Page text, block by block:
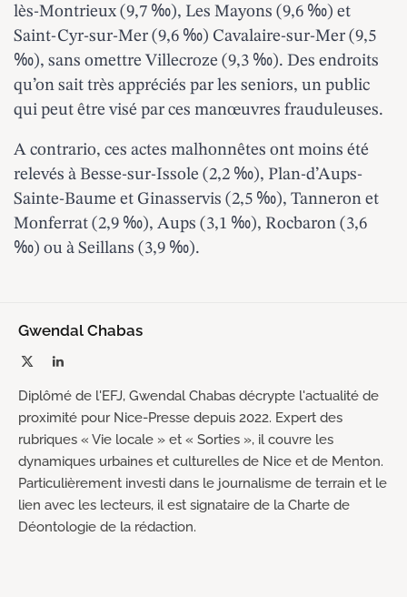
lès-Montrieux (9,7 ‰), Les Mayons (9,6 ‰) et
Saint-Cyr-sur-Mer (9,6 ‰) Cavalaire-sur-Mer (9,5
‰), sans omettre Villecroze (9,3 ‰). Des endroits
qu’on sait très appréciés par les seniors, un public
qui peut être visé par ces manœuvres frauduleuses.
A contrario, ces actes malhonnêtes ont moins été
relevés à Besse-sur-Issole (2,2 ‰), Plan-d’Aups-
Sainte-Baume et Ginasservis (2,5 ‰), Tanneron et
Monferrat (2,9 ‰), Aups (3,1 ‰), Rocbaron (3,6
‰) ou à Seillans (3,9 ‰).
Gwendal Chabas
LinkedIn
Diplômé de l'EFJ, Gwendal Chabas décrypte l'actualité de
proximité pour Nice-Presse depuis 2022. Expert des
rubriques « Vie locale » et « Sorties », il couvre les
dynamiques urbaines et culturelles de Nice et de Menton.
Particulièrement investi dans le journalisme de terrain et le
lien avec les lecteurs, il est signataire de la Charte de
Déontologie de la rédaction.